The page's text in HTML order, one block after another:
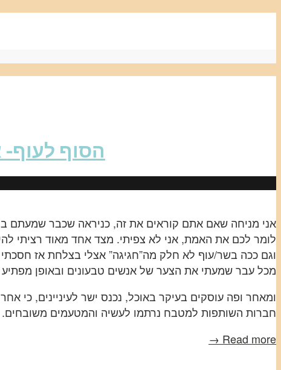
הסוף לעוף-
אני מניחה שאם אתם קוראים את זה, כניראה שכבר שמעתם
לומר לכם את האמת, אני לא צפיתי. מצד אחד מאוד רציתי
וגם ככה בשר/עוף לא חלק מה”חגיגה” אצלי בצלחת אז
מכל עבר שמעתי את הצער של אנשים טבעונים ובאופן
ומאחר ופה עוסקים בעיקר באוכל, נכנס ישר לעיניינים, כי
חברות השותפות למטבח נרתמו לעשיה והמטעמים משובחים.
Read more →